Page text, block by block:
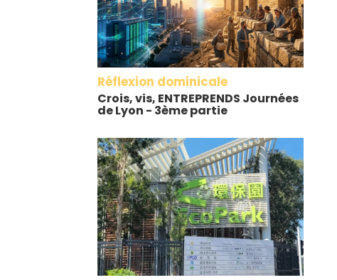
Réflexion dominicale
Crois, vis, ENTREPRENDS Journées
de Lyon - 3ème partie